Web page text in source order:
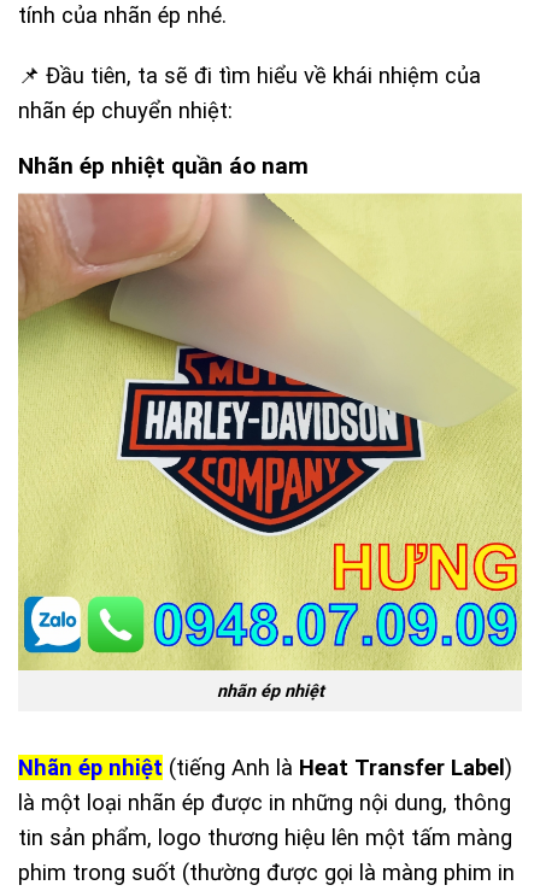
tính của nhãn ép nhé.
📌 Đầu tiên, ta sẽ đi tìm hiểu về khái nhiệm của
nhãn ép chuyển nhiệt:
Nhãn ép nhiệt quần áo nam
nhãn ép nhiệt
Nhãn ép nhiệt (tiếng Anh là Heat Transfer Label )
là một loại nhãn ép được in những nội dung, thông
tin sản phẩm, logo thương hiệu lên một tấm màng
phim trong suốt (thường được gọi là màng phim in